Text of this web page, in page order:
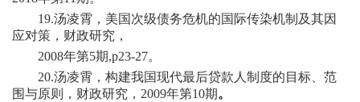
19.汤凌霄，美国次级债务危机的国际传染机制及其因
应对策，财政研究，
2008年第5期,p23-27。
20.汤凌霄，构建我国现代最后贷款人制度的目标、范
围与原则，财政研究，2009年第10期。